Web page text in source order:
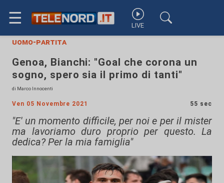
☰ LIVE
uomo-partita
Genoa, Bianchi: "Goal che corona un
sogno, spero sia il primo di tanti"
di Marco Innocenti
Ven 05 Novembre 2021 55 sec
"E' un momento difficile, per noi e per il mister
ma lavoriamo duro proprio per questo. La
dedica? Per la mia famiglia"